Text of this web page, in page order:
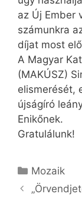
az Új Ember
számunkra
díjat most
A Magyar
(MAKÚSZ)
elismerését,
újságíró
Enikőnek.
Gratulálunk!
Kategória
Mozaik